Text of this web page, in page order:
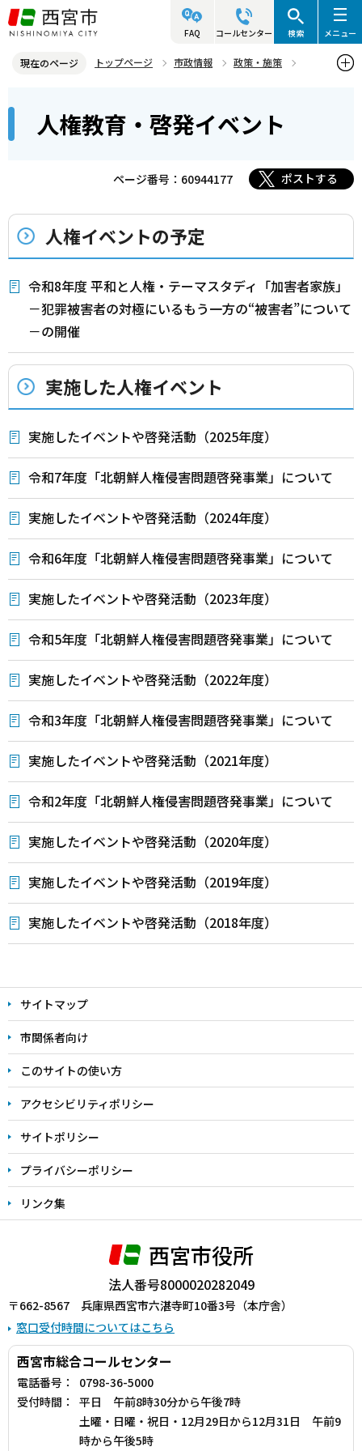
こ
の
ジ
先
す
FAQ コールセンター 検索 メニュー
現在のページ トップページ 市政情報
政策・施策
こ
ら
人権教育・啓発イベント
ページ番号：60944177 ポストする
人権イベントの予定
令和8年度 平和と人権・テーマスタディ「加害者家族」
－犯罪被害者の対極にいるもう一方の“被害者”について
－の開催
実施した人権イベント
実施したイベントや啓発活動（2025年度）
令和7年度「北朝鮮人権侵害問題啓発事業」について
実施したイベントや啓発活動（2024年度）
令和6年度「北朝鮮人権侵害問題啓発事業」について
実施したイベントや啓発活動（2023年度）
令和5年度「北朝鮮人権侵害問題啓発事業」について
実施したイベントや啓発活動（2022年度）
令和3年度「北朝鮮人権侵害問題啓発事業」について
実施したイベントや啓発活動（2021年度）
令和2年度「北朝鮮人権侵害問題啓発事業」について
実施したイベントや啓発活動（2020年度）
実施したイベントや啓発活動（2019年度）
実施したイベントや啓発活動（2018年度）
文
こ
こ
ま
で
サイトマップ
市関係者向け
このサイトの使い方
アクセシビリティポリシー
サイトポリシー
プライバシーポリシー
リンク集
西宮市役所
法人番号8000020282049
〒662-8567 兵庫県西宮市六湛寺町10番3号（本庁舎）
窓口受付時間についてはこちら
西宮市総合コールセンター
電話番号：
0798-36-5000
受付時間：
平日 午前8時30分から午後7時
土曜・日曜・祝日・12月29日から12月31日 午前9
時から午後5時